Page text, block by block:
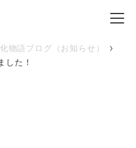
物語ブログ（お知らせ）
した！